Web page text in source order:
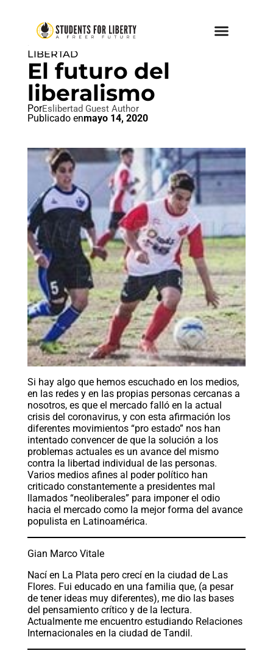
IDEAL LIBERTAD , PAZ AMOR Y
LIBERTAD
El futuro del
liberalismo
PorEslibertad Guest Author
Publicado enmayo 14, 2020
Si hay algo que hemos escuchado en los medios,
en las redes y en las propias personas cercanas a
nosotros, es que el mercado falló en la actual
crisis del coronavirus, y con esta afirmación los
diferentes movimientos “pro estado” nos han
intentado convencer de que la solución a los
problemas actuales es un avance del mismo
contra la libertad individual de las personas.
Varios medios afines al poder político han
criticado constantemente a presidentes mal
llamados “neoliberales” para imponer el odio
hacia el mercado como la mejor forma del avance
populista en Latinoamérica.
Gian Marco Vitale
Nací en La Plata pero crecí en la ciudad de Las
Flores. Fui educado en una familia que, (a pesar
de tener ideas muy diferentes), me dio las bases
del pensamiento crítico y de la lectura.
Actualmente me encuentro estudiando Relaciones
Internacionales en la ciudad de Tandil.